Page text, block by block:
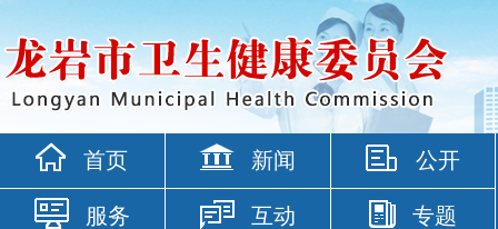
首页 新闻 公开
服务 互动 专题